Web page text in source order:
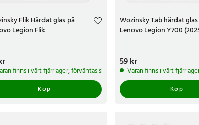
7 arbetsdagar
Flik Härdat glas på
Legion Flik
59 kr
finns i vårt fjärrlager, förväntas skickas inom 5-7 arbetsdagar
Köp
Wozinsky Tab härdat
Lenovo Legion Y700
Pris:59 kr
59 kr
Varan finns i vårt
Köp